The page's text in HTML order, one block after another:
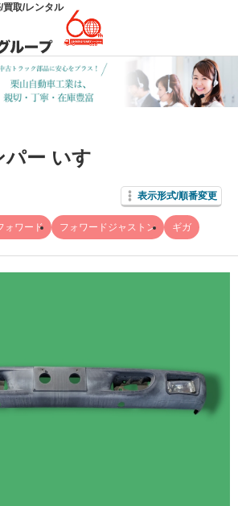
買取/レンタル
ー いすゞ
表示形式/順番変更
ォワード フォワードジャストン ギガ